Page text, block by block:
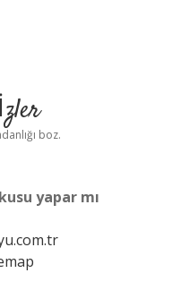
boz.
yapar mı